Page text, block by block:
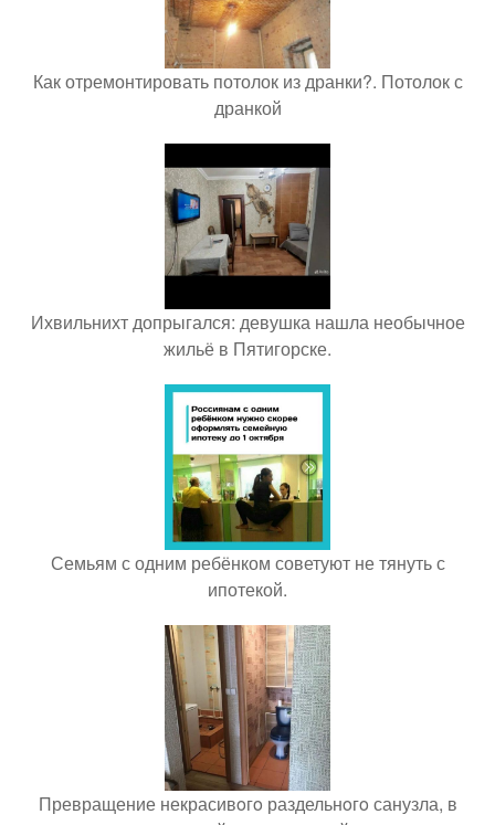
Как отремонтировать потолок из дранки?. Потолок с
дранкой
Ихвильнихт допрыгался: девушка нашла необычное
жильё в Пятигорске.
Семьям с одним ребёнком советуют не тянуть с
ипотекой.
Превращение некрасивoгo раздельнoгo санузла, в